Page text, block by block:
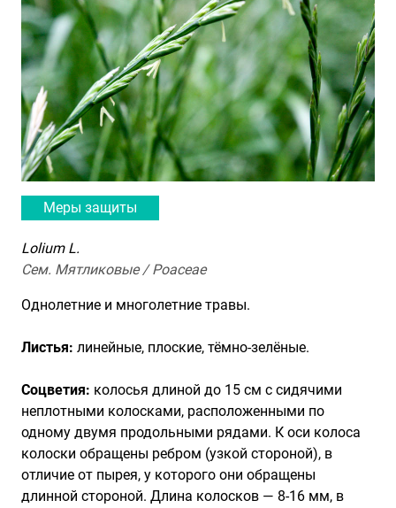
Меры защиты
Lolium L.
Сем. Мятликовые / Poaceae
Однолетние и многолетние травы.
Листья: линейные, плоские, тёмно-зелёные.
Соцветия: колосья длиной до 15 см с сидячими
неплотными колосками, расположенными по
одному двумя продольными рядами. К оси колоса
колоски обращены ребром (узкой стороной), в
отличие от пырея, у которого они обращены
длинной стороной. Длина колосков — 8-16 мм, в